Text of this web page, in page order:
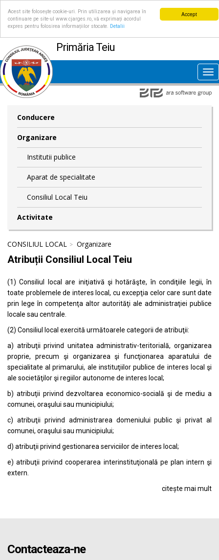
Accept
Acest site folosește cookie-uri. Prin utilizarea și navigarea în
continuare pe site-ul www.cjarges.ro, vă exprimați acordul
expres pentru folosirea informațiilor stocate.
Detalii
Primăria Teiu
Conducere
Organizare
Institutii publice
Aparat de specialitate
Consiliul Local Teiu
Activitate
CONSILIUL LOCAL Organizare
Atribuții Consiliul Local Teiu
(1) Consiliul local are iniţiativă şi hotărăşte, în condiţiile legii, în
toate problemele de interes local, cu excepţia celor care sunt date
prin lege în competenţa altor autorităţi ale administraţiei publice
locale sau centrale.
(2) Consiliul local exercită următoarele categorii de atribuţii:
a) atribuţii privind unitatea administrativ-teritorială, organizarea
proprie, precum şi organizarea şi funcţionarea aparatului de
specialitate al primarului, ale instituţiilor publice de interes local şi
ale societăţilor şi regiilor autonome de interes local;
b) atribuţii privind dezvoltarea economico-socială şi de mediu a
comunei, oraşului sau municipiului;
c) atribuţii privind administrarea domeniului public şi privat al
comunei, oraşului sau municipiului;
d) atribuţii privind gestionarea serviciilor de interes local;
e) atribuţii privind cooperarea interinstituţională pe plan intern şi
extern.
citește mai mult
Contacteaza-ne